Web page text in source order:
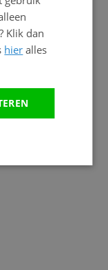
Klik dan
hier alles